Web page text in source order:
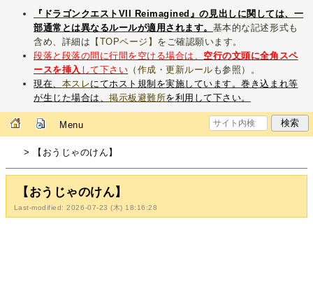
『ドラゴンクエストVII Reimagined』の見出しに関しては、一
部通常とは異なるルールが適用されます。 基本的な記述形式も
含め、詳細は 【TOPページ】 をご確認願います。
段落と段落の間に行間を空ける場合は、 空行の文頭に全角スペ
ースを挿入 して下さい （ 作成・更新ルール も参照）。
現在、 本スレにてホスト規制を実施しています。巻き込まれ等
が生じた場合は、掲示板避難所を利用して下さい。
Menu
> 【おうじゃのけん】
【おうじゃのけん】
Last-modified: 2026-07-23 (木) 18:16:28